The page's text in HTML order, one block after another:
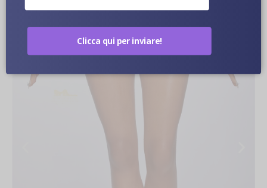
Clicca qui per inviare!